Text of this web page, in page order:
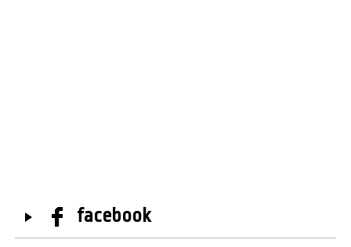
facebook